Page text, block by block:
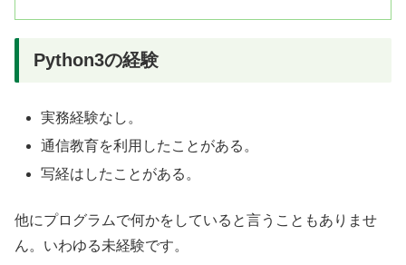
Python3の経験
実務経験なし。
通信教育を利用したことがある。
写経はしたことがある。
他にプログラムで何かをしていると言うこともありませ
ん。いわゆる未経験です。